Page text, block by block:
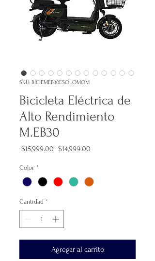
SKU: BICIEMEB30ESOLOMOM
Bicicleta Eléctrica de
Alto Rendimiento
M.EB30
$15,999.00 Precio
$14,999.00
Color *
Cantidad *
Agregar al carrito